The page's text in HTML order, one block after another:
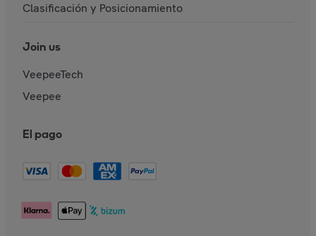
Clasificación y Posicionamiento
Join us
VeepeeTech
Veepee
El pago